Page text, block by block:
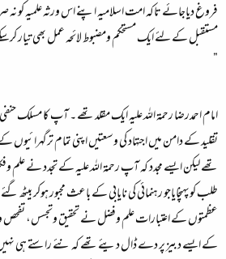
فروغ دیاجائے تاکہ امت اسلامیہ اپنے اس ورثہ علمیہ کو
مستقبل کے لئے ایک مستحکم ومضبوط لائحہ عمل بھی تیار
امام احمدرضا رحمۃ اللہ علیہ ایک مقلد تھے ۔ آپ کا مسلک
تقلید کے دامن میں اجتہاد کی وسعتیں اپنی تمام
تھے لیکن ایسے مجدد کہ آپ رحمۃ اللہ علیہ کے تجدد نے
طلب کوپہنچایاجو رہنمائی کی نایابی کے باعث مجبور ہوکر
عظمتوں کے اعتبارات علم وفضل نے تحقیق وتجسس، تفحص
کے ایسے دبیز پر دے ڈال دیئے تھے کہ نئے راستے ہی